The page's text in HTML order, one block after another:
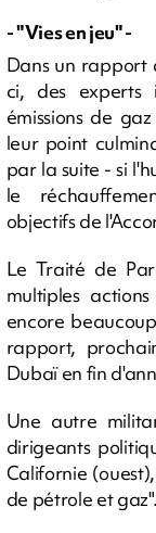
- "Vies en jeu" -
Dans un rapport
ci, des experts
émissions de
leur point
par la suite - si
le
objectifs de
Le Traité de
multiples
encore
rapport,
Dubaï en fin
Une autre
dirigeants
Californie
de pétrole et gaz".